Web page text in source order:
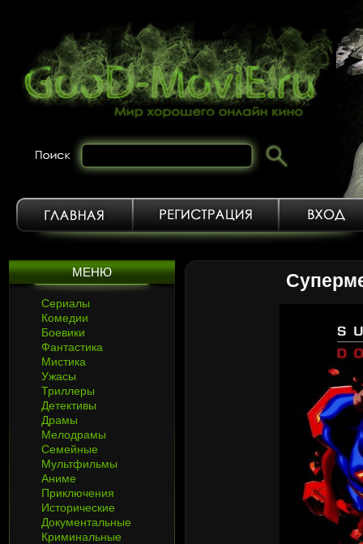
МЕНЮ
Сериалы
Комедии
Боевики
Фантастика
Мистика
Ужасы
Триллеры
Детективы
Драмы
Мелодрамы
Семейные
Мультфильмы
Аниме
Приключения
Исторические
Документальные
Криминальные